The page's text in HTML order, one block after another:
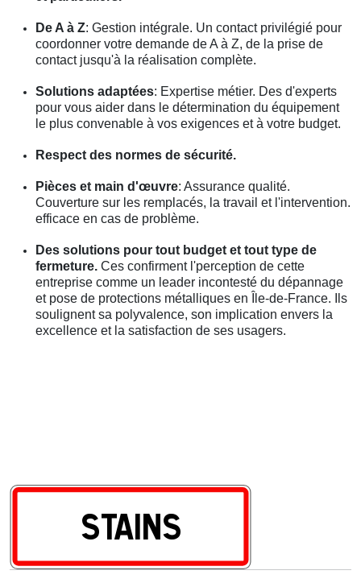
De A à Z: Gestion intégrale. Un contact privilégié pour
coordonner votre demande de A à Z, de la prise de
contact jusqu'à la réalisation complète.
Solutions adaptées: Expertise métier. Des d'experts
pour vous aider dans le détermination du équipement
le plus convenable à vos exigences et à votre budget.
Respect des normes de sécurité.
Pièces et main d'œuvre: Assurance qualité.
Couverture sur les remplacés, la travail et l'intervention.
efficace en cas de problème.
Des solutions pour tout budget et tout type de
fermeture. Ces confirment l'perception de cette
entreprise comme un leader incontesté du dépannage
et pose de protections métalliques en Île-de-France. Ils
soulignent sa polyvalence, son implication envers la
excellence et la satisfaction de ses usagers.